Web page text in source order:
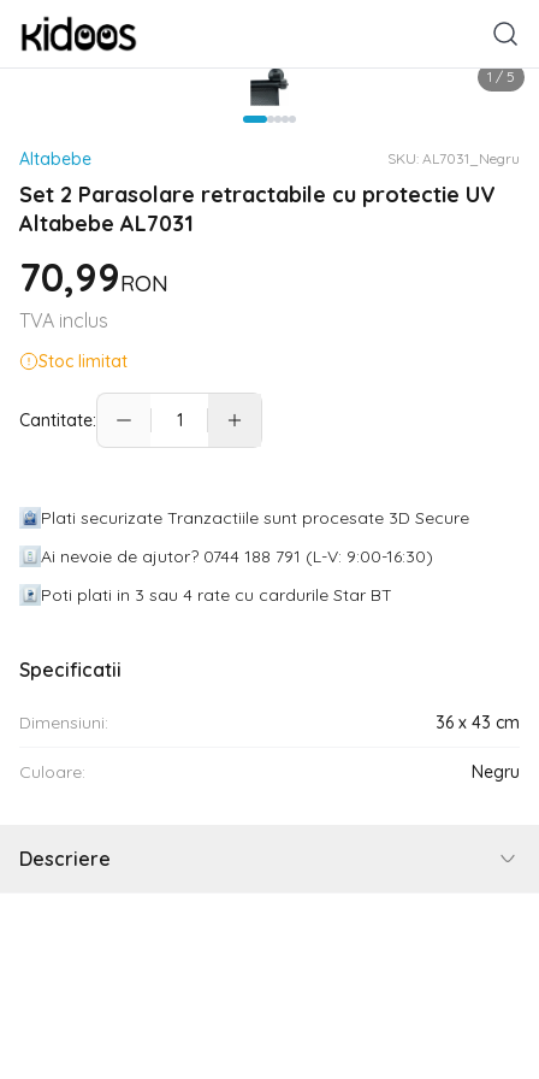
1 / 5
Altabebe SKU: AL7031_Negru
Set 2 Parasolare retractabile cu protectie UV
Altabebe AL7031
70,99RON
TVA inclus
Stoc limitat
Cantitate:
Plati securizate Tranzactiile sunt procesate 3D Secure
Ai nevoie de ajutor? 0744 188 791 (L-V: 9:00-16:30)
Poti plati in 3 sau 4 rate cu cardurile Star BT
Specificatii
Dimensiuni: 36 x 43 cm
Culoare: Negru
Descriere